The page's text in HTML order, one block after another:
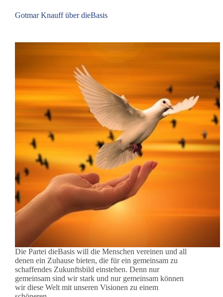
Gotmar Knauff über dieBasis
Die Partei dieBasis will die Menschen vereinen und all
denen ein Zuhause bieten, die für ein gemeinsam zu
schaffendes Zukunftsbild einstehen. Denn nur
gemeinsam sind wir stark und nur gemeinsam können
wir diese Welt mit unseren Visionen zu einem